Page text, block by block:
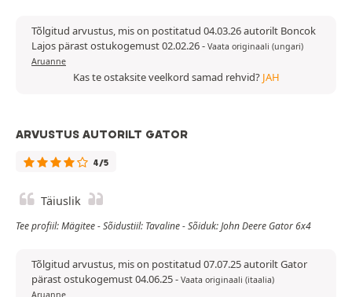
Tõlgitud arvustus, mis on postitatud 04.03.26 autorilt Boncok
Lajos pärast ostukogemust 02.02.26- Vaata originaali (ungari)
Aruanne
Kas te ostaksite veelkord samad rehvid? JAH
ARVUSTUS AUTORILT GATOR
4/5
Täiuslik
Tee profiil: Mägitee - Sõidustiil: Tavaline - Sõiduk: John Deere Gator 6x4
Tõlgitud arvustus, mis on postitatud 07.07.25 autorilt Gator
pärast ostukogemust 04.06.25- Vaata originaali (itaalia)